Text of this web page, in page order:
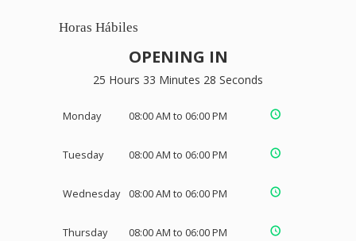
Horas Hábiles
OPENING IN
25 Hours 33 Minutes 28 Seconds
Monday 08:00 AM to 06:00 PM
Tuesday 08:00 AM to 06:00 PM
Wednesday 08:00 AM to 06:00 PM
Thursday 08:00 AM to 06:00 PM